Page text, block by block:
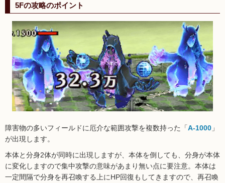
5Fの攻略のポイント
障害物の多いフィールドに厄介な範囲攻撃を複数持った「A-1000 」
が出現します。
本体と分身2体が同時に出現しますが、本体を倒しても、分身が本体
に変化しますので集中攻撃の意味があまり無い点に要注意。本体は
一定間隔で分身を再召喚する上にHP回復もしてきますので、再召喚